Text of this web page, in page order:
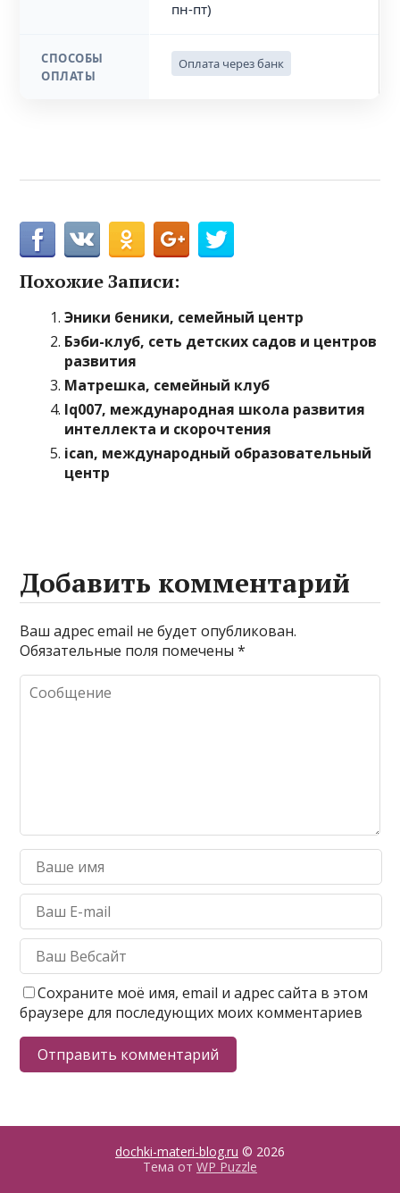
пн-пт)
СПОСОБЫ
ОПЛАТЫ
Оплата через банк
Похожие Записи:
Эники беники, семейный центр
Бэби-клуб, сеть детских садов и центров
развития
Матрешка, семейный клуб
Iq007, международная школа развития
интеллекта и скорочтения
ican, международный образовательный
центр
Добавить комментарий
Ваш адрес email не будет опубликован.
Обязательные поля помечены*
Сохраните моё имя, email и адрес сайта в этом
браузере для последующих моих комментариев
dochki-materi-blog.ru © 2026
Тема от WP Puzzle